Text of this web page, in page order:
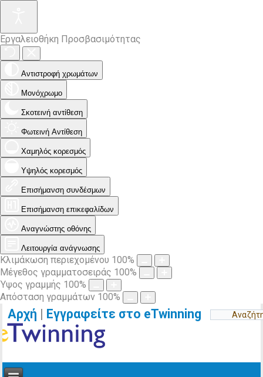
Εργαλειοθήκη Προσβασιμότητας
Αντιστροφή χρωμάτων
Μονόχρωμο
Σκοτεινή αντίθεση
Φωτεινή Αντίθεση
Χαμηλός κορεσμός
Υψηλός κορεσμός
Επισήμανση συνδέσμων
Επισήμανση επικεφαλίδων
Αναγνώστης οθόνης
Λειτουργία ανάγνωσης
Κλιμάκωση περιεχομένου 100%
Μέγεθος γραμματοσειράς 100%
Ύψος γραμμής 100%
Απόσταση γραμμάτων 100%
Αρχή | Εγγραφείτε στο eTwinning